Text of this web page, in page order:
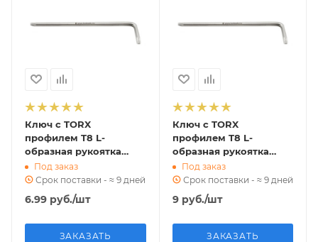
Ключ с TORX
профилем T8 L-
образная рукоятка
LT08 ri.304.89
Под заказ
Срок поставки - ≈ 9 дней
6.99 руб./шт
ЗАКАЗАТЬ
Ключ с TORX
профилем T8 L-
образная рукоятка
LT08 ri.240.133
Под заказ
Срок поставки - ≈ 9 дней
9руб./шт
ЗАКАЗАТЬ